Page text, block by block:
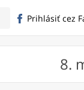
Prihlásiť cez
8.